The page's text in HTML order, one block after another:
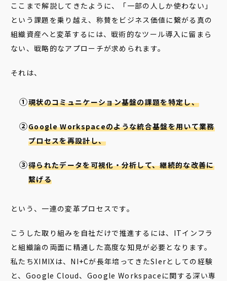
ここまで解説してきたように、「一部の人しか使わない」
という課題を乗り越え、称賛をビジネス価値に繋がる真の
組織資産へと変革するには、戦術的なツール導入に留まら
ない、戦略的なアプローチが求められます。
それは、
現状のコミュニケーション基盤の課題を特定し、
Google Workspaceのような統合基盤を用いて業務
プロセスを再設計し、
得られたデータを可視化・分析して、継続的な改善に
繋げる
という、一連の変革プロセスです。
こうした取り組みを自社だけで推進するには、ITインフラ
と組織論の両面に精通した高度な知見が必要となります。
私たちXIMIXは、NI+Cが長年培ってきたSIerとしての経験
と、Google Cloud、Google Workspaceに関する深い専